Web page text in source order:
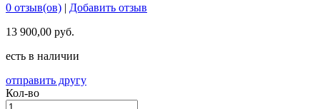
0 отзыв(ов) | Добавить отзыв
13 900,00 руб.
есть в наличии
отправить другу
Кол-во